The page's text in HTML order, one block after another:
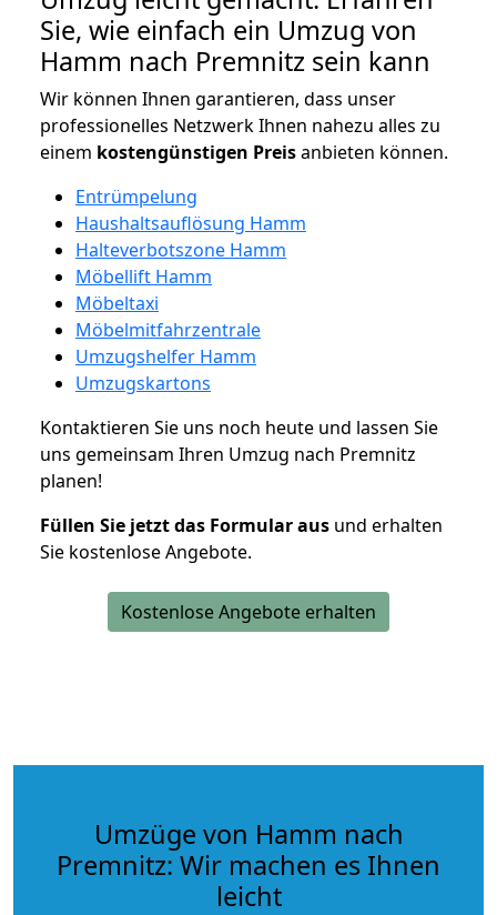
Sie, wie einfach ein Umzug von
Hamm nach Premnitz sein kann
Wir können Ihnen garantieren, dass unser
professionelles Netzwerk Ihnen nahezu alles zu
einem kostengünstigen Preisanbieten können.
Entrümpelung
Haushaltsauflösung Hamm
Halteverbotszone Hamm
Möbellift Hamm
Möbeltaxi
Möbelmitfahrzentrale
Umzugshelfer Hamm
Umzugskartons
Kontaktieren Sie uns noch heute und lassen Sie
uns gemeinsam Ihren Umzug nach Premnitz
planen!
Füllen Sie jetzt das Formular aus und erhalten
Sie kostenlose Angebote.
Kostenlose Angebote erhalten
Umzüge von Hamm nach
Premnitz: Wir machen es Ihnen
leicht